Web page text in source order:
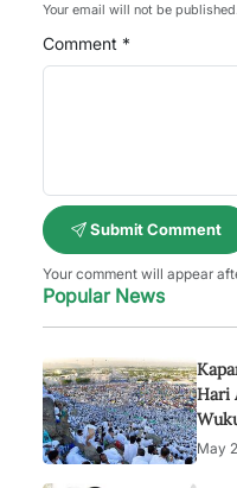
Your email will not be published.
Comment *
Submit Comment
Your comment will appear
Popular News
Hari
May